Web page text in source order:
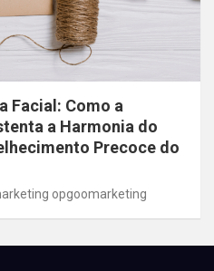
Facial: Como a
a Harmonia do
Precoce do
opgoomarketing